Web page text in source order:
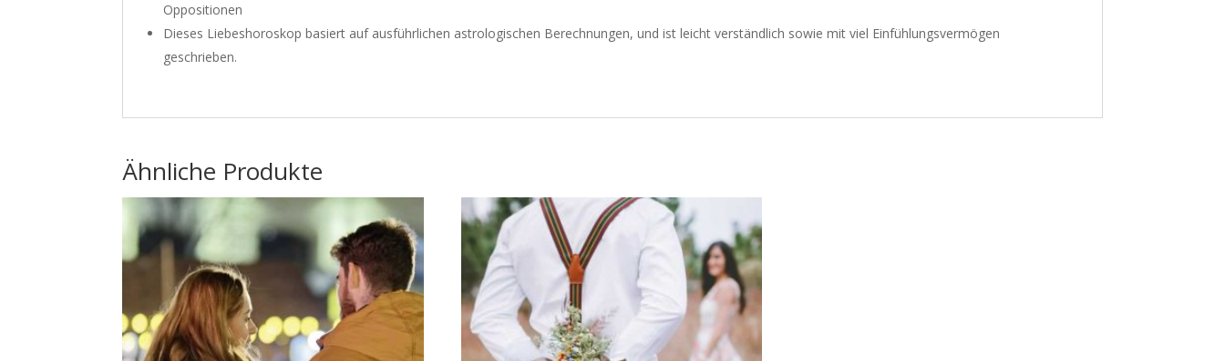
Oppositionen
Dieses Liebeshoroskop basiert auf ausführlichen astrologischen Berechnungen, und ist leicht verständlich sowie mit viel Einfühlungsvermögen
geschrieben.
Ähnliche Produkte